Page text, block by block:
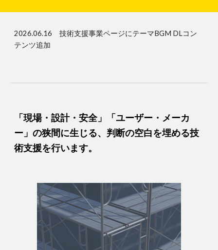
2026.06.16 技術支援事業ページにテーマBGM DLコン
テンツ追加
「現場・設計・安全」「ユーザー・メーカ
ー」の狭間に生じる、判断の空白を埋める技
術支援を行います。